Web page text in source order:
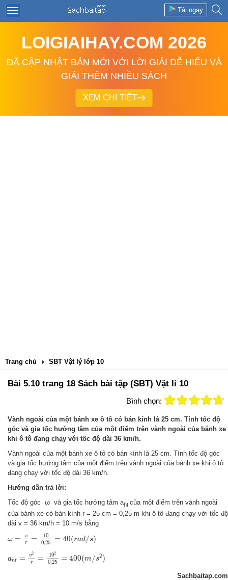
Tải ngay
LOIGIAIHAY.COM 2026
ĐÃ CẬP NHẬT BẢN MỚI VỚI LỜI GIẢI DỄ HIỂU VÀ
GIẢI THÊM NHIỀU SÁCH
XEM CHI TIẾT
Trang chủ SBT Vật lý lớp 10
Bài 5.10 trang 18 Sách bài tập (SBT) Vật lí 10
Bình chọn:
Vành ngoài của một bánh xe ô tô có bán kính là 25 cm. Tính tốc độ
góc và gia tốc hướng tâm của một điểm trên vành ngoài của bánh xe
khi ô tô đang chạy với tốc độ dài 36 km/h.
Vành ngoài của một bánh xe ô tô có bán kính là 25 cm. Tính tốc độ góc
và gia tốc hướng tâm của một điểm trên vành ngoài của bánh xe khi ô tô
đang chạy với tốc độ dài 36 km/h.
Hướng dẫn trả lời:
Tốc độ góc ω và gia tốc hướng tâm aht của một điểm trên vành ngoài
của bánh xe có bán kính r = 25 cm = 0,25 m khi ô tô đang chạy với tốc độ
dài v = 36 km/h = 10 m/s bằng
ω =
v
r
=
10
0,25 = 40(rad/s)
= 25 a
aht = v2
r = 102
0,25 = 400(m /s2)
r= 20, 2)
Sachbaitap.com